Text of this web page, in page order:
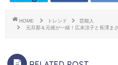
HOME トレンド
芸能人
元旦那＆元彼が一緒！広末涼子と長澤ま